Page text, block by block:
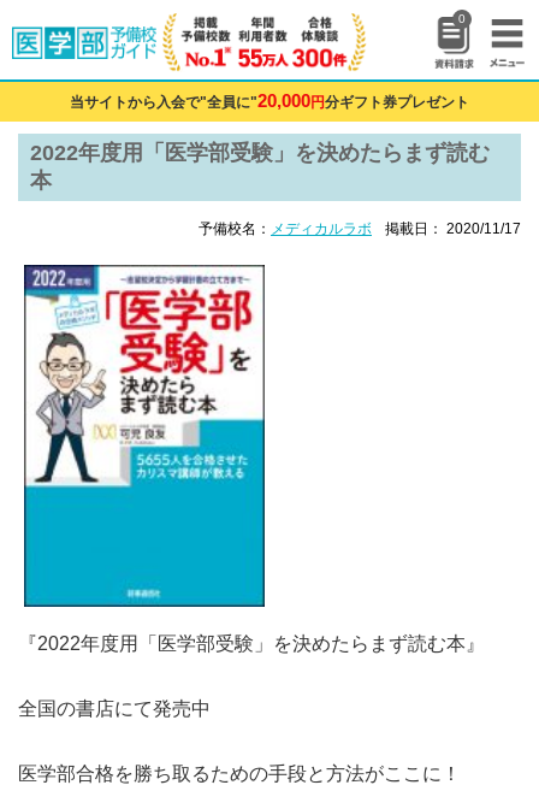
0
当サイトから入会で"全員に"20,000円分ギフト券プレゼント
2022年度用「医学部受験」を決めたらまず読む
本
予備校名： メディカルラボ 掲載日： 2020/11/17
『2022年度用「医学部受験」を決めたらまず読む本』
全国の書店にて発売中
医学部合格を勝ち取るための手段と方法がここに！